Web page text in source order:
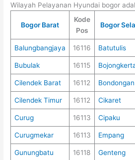
Wilayah Pelayanan Hyundai bogor
Bogor Barat
Kode
Pos
Bogor
Balungbangjaya 16116 Batutulis
Bubulak 16115
Cilendek Barat 16112 Bondongan
Cilendek Timur 16112 Cikaret
Curug 16113 Cipaku
Curugmekar 16113 Empang
Gunungbatu 16118 Genteng